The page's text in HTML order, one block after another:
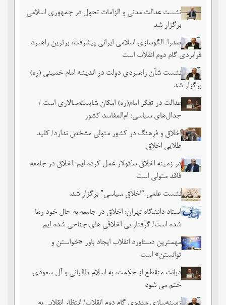
نشست عدالت مدنی و الزامات تحول در جمهوری اسلامی
برگزار شد
صدرا: الگوسازی اسلامی ایرانی پیشرفت، برترین راهبرد
فرابردی گام دوم انقلاب است
نشست شأن راهبردی دولت در اندیشه امام خمینی (ره)
برگزار شد
عدالت در تفکر امام(ره) امکان شایسته‌سالاری است /
جدال‌های سیاسی؛ ام‌المفاسد کشور
اخلاق و فرهنگ در کشور متولی مشخص ندارد/ کلید
طلایی اخلاق
در زمینه اخلاق سکولار عمل کرده ایم؛ اخلاق در جامعه
فاقد متولی است
نشست علمی “اخلاق سیاسی” برگزار شد.
استاد دانشگاه تهران: اخلاق در جامعه به حال خود رها
شده است/ گرفتار بی اخلاقی های جناحی شده ایم
مهمترین دستاورد انقلاب ایجاد باور «خواستن و
توانستن» است
دیانت منقطع از حکمت، به اسلام طالبانی و آل سعودی
ختم می شود
زمینه‌سازی مهدوی گام دوم انقلاب/ انتظار انقلابی به